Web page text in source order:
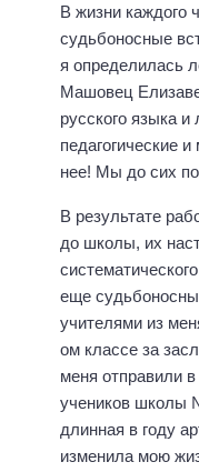
В жизни каждого
судьбоносные
я определилась
Машовец
русского языка
педагогические
нее! Мы до сих
В результате
до школы, их
еще
учителями из
ом классе за
меня отправили
учеников школы
длинная в году
изменила мою